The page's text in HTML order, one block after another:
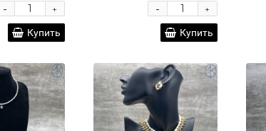
+
-
Купить
+
-
Купить